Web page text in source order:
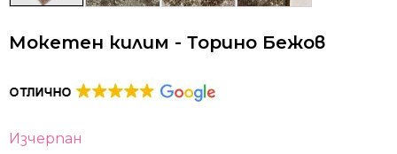
Мокетен килим - Торино Бежов
Изчерпан